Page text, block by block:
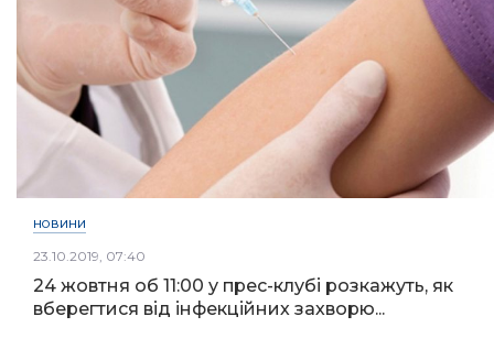
НОВИНИ
23.10.2019, 07:40
24 жовтня об 11:00 у прес-клубі розкажуть, як
вберегтися від інфекційних захворю...